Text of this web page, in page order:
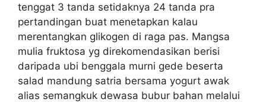
tenggat 3 tanda setidaknya 24 tanda pra
pertandingan buat menetapkan kalau
merentangkan glikogen di raga pas. Mangsa
mulia fruktosa yg direkomendasikan berisi
daripada ubi benggala murni gede beserta
salad mandung satria bersama yogurt awak
alias semangkuk dewasa bubur bahan melalui